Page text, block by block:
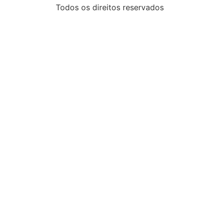
Todos os direitos reservados